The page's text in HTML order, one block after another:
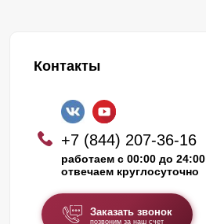
Контакты
+7 (844) 207-36-16
работаем с 00:00 до 24:00
отвечаем круглосуточно
Заказать звонок
позвоним за наш счет